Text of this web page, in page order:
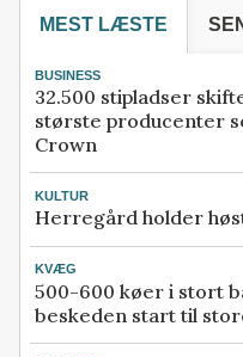
MEST LÆSTE
BUSINESS
32.500 stipladser
største producenter
Crown
KULTUR
Herregård holder
KVÆG
500-600 køer i stort
beskeden start til